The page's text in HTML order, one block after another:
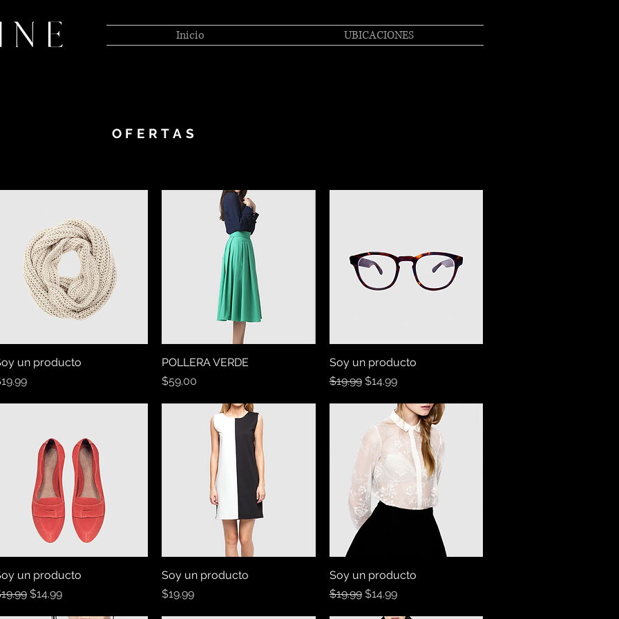
Inicio UBICACIONES
OFERTAS
Vista rápida
un producto
Vista rápida
POLLERA VERDE
Precio
$59.00
Vista rápida
Soy un producto
Precio
$19.99 Precio de oferta
$14.99
Vista rápida
un producto
Precio de oferta
$14.99
Vista rápida
Soy un producto
Precio
$19.99
Vista rápida
Soy un producto
Precio
$19.99 Precio de oferta
$14.99